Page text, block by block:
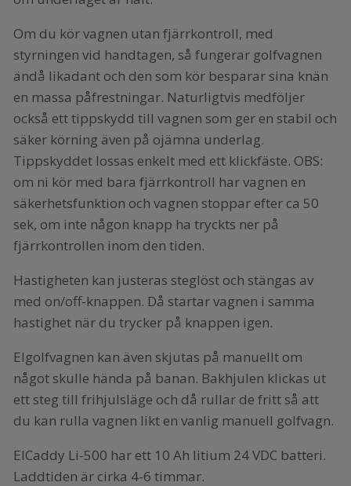
Om du kör vagnen utan fjärrkontroll, med
styrningen vid handtagen, så fungerar golfvagnen
ändå likadant och den som kör besparar sina knän
en massa påfrestningar. Naturligtvis medföljer
också ett tippskydd till vagnen som ger en stabil och
säker körning även på ojämna underlag.
Tippskyddet lossas enkelt med ett klickfäste. OBS:
om ni kör med bara fjärrkontroll har vagnen en
säkerhetsfunktion och vagnen stoppar efter ca 50
sek, om inte någon knapp ha tryckts ner på
fjärrkontrollen inom den tiden.
Hastigheten kan justeras steglöst och stängas av
med on/off-knappen. Då startar vagnen i samma
hastighet när du trycker på knappen igen.
Elgolfvagnen kan även skjutas på manuellt om
något skulle hända på banan. Bakhjulen klickas ut
ett steg till frihjulsläge och då rullar de fritt så att
du kan rulla vagnen likt en vanlig manuell golfvagn.
ElCaddy Li-500 har ett 10 Ah litium 24 VDC batteri.
Laddtiden är cirka 4-6 timmar.